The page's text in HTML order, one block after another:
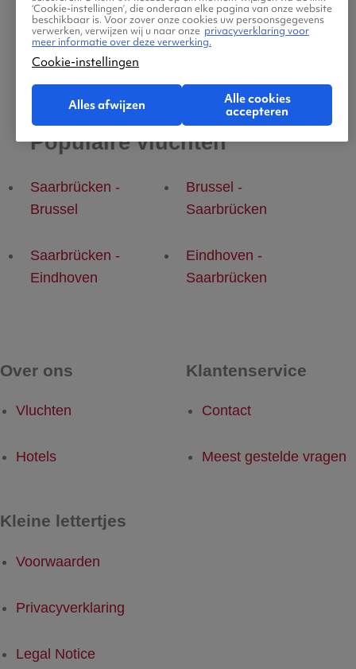
Populaire vluchten
Saarbrücken -
Brussel
Brussel -
Saarbrücken
Saarbrücken -
Eindhoven
Eindhoven -
Saarbrücken
Over ons
Vluchten
Hotels
Klantenservice
Contact
Meest gestelde vragen
Kleine lettertjes
Voorwaarden
Privacyverklaring
Legal Notice
‘Cookie-instellingen’, die onderaan elke pagina van onze website
beschikbaar is. Voor zover onze cookies uw persoonsgegevens
verwerken, verwijzen wij u naar onze privacyverklaring voor
meer informatie over deze verwerking.
Cookie-instellingen
Alles afwijzen
Alle cookies
accepteren